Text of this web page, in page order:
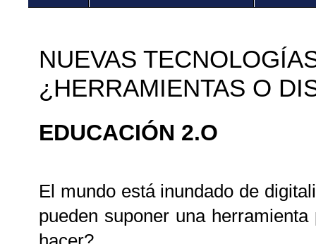
NUEVAS
¿HERRAMIENTAS O
EDUCACIÓN 2.O
El mundo está inundado de
pueden suponer una